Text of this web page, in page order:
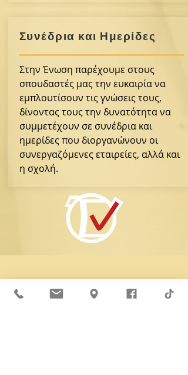
Συνέδρια και Ημερίδες
Στην Ένωση παρέχουμε στους
σπουδαστές μας την ευκαιρία να
εμπλουτίσουν τις γνώσεις τους,
δίνοντας τους την δυνατότητα να
συμμετέχουν σε συνέδρια και
ημερίδες που διοργανώνουν οι
συνεργαζόμενες εταιρείες, αλλά και
η σχολή.
Σχολή
Βυζαντινής
Εκκλησιαστικής
Μουσικής